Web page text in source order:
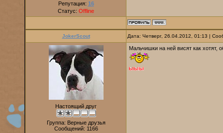
Репутация: 16
Статус: Offline
JokerScout Дата: Четверг, 26.04.2012, 01:13 |
Настоящий друг
Группа: Верные друзья
Сообщений: 1166
Мальчишки на ней висят как